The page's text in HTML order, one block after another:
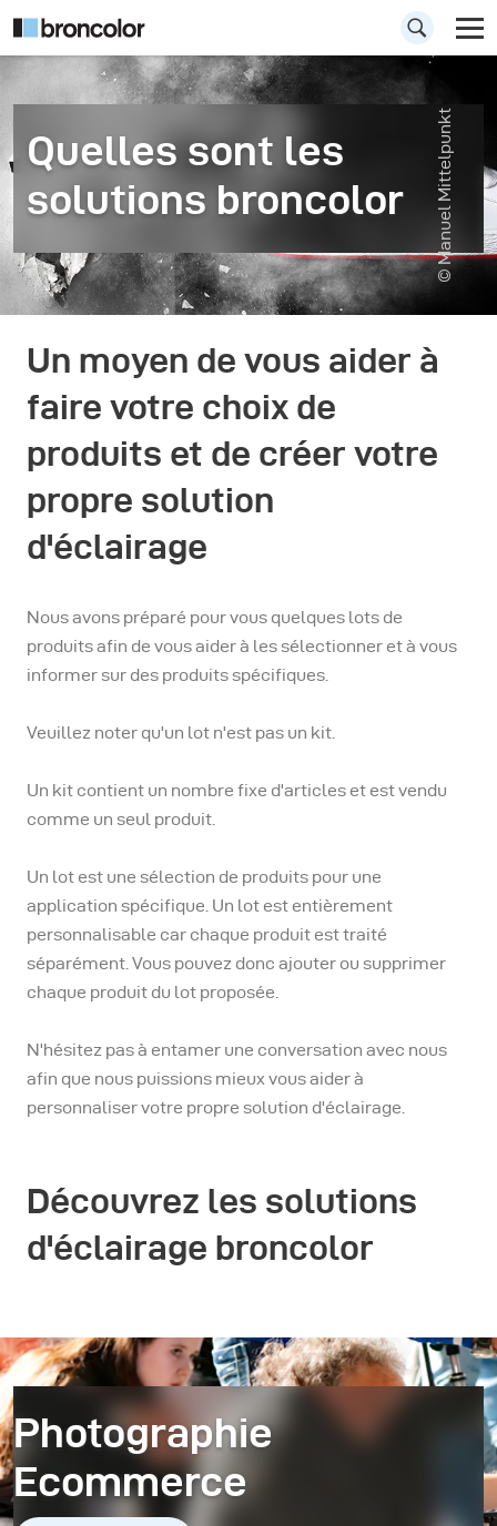
Quelles sont les
solutions broncolor
© Manuel Mittelpunkt
Un moyen de vous aider à
faire votre choix de
produits et de créer votre
propre solution
d'éclairage
Nous avons préparé pour vous quelques lots de
produits afin de vous aider à les sélectionner et à vous
informer sur des produits spécifiques.
Veuillez noter qu'un lot n'est pas un kit.
Un kit contient un nombre fixe d'articles et est vendu
comme un seul produit.
Un lot est une sélection de produits pour une
application spécifique. Un lot est entièrement
personnalisable car chaque produit est traité
séparément. Vous pouvez donc ajouter ou supprimer
chaque produit du lot proposée.
N'hésitez pas à entamer une conversation avec nous
afin que nous puissions mieux vous aider à
personnaliser votre propre solution d'éclairage.
Découvrez les solutions
d'éclairage broncolor
Photographie
Ecommerce